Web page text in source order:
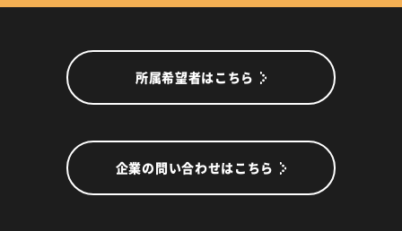
所属希望者はこちら
企業の問い合わせはこちら